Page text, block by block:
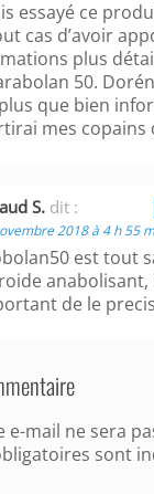
essayé ce
cas d’avoir
plus
50.
que bien
mes copains
S. dit :
2018 à 4 h 55
est tout
anabolisant,
de le
e-mail ne sera
sont